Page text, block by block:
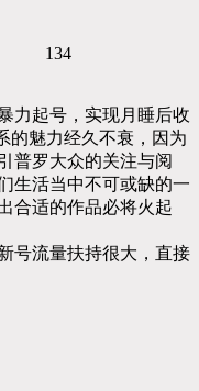
134
力起号，实现月睡后收
的魅力经久不衰，因为
普罗大众的关注与阅
生活当中不可或缺的一
合适的作品必将火起
号流量扶持很大，直接